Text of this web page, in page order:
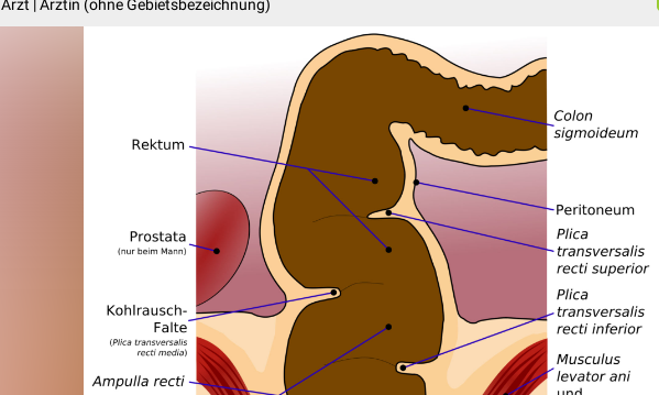
Arzt | Ärztin (ohne Gebietsbezeichnung)